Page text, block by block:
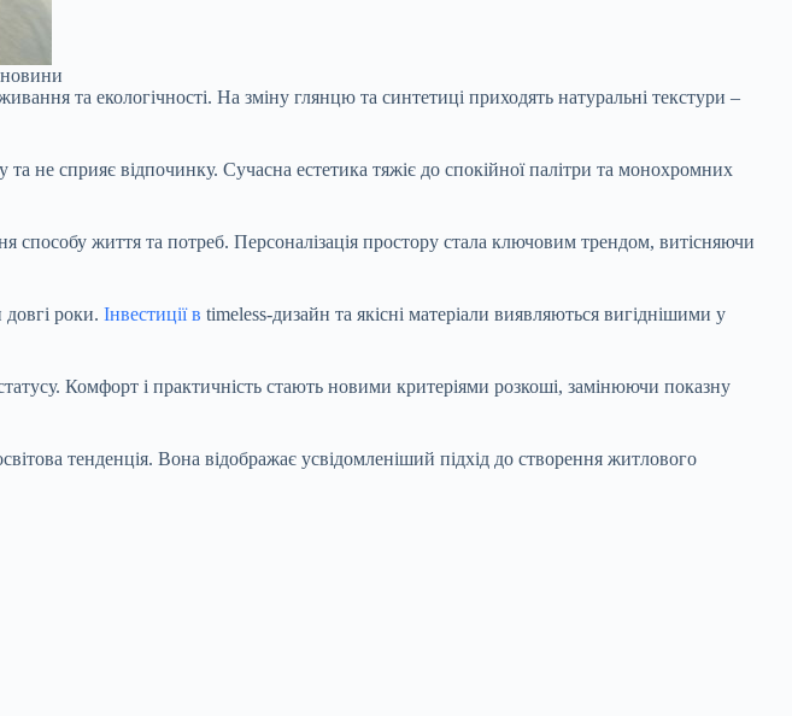
та екологічності. На зміну глянцю та синтетиці приходять натуральні текстури –
не сприяє відпочинку. Сучасна естетика тяжіє до спокійної палітри та монохромних
способу життя та потреб. Персоналізація простору стала ключовим трендом, витісняючи
роки. Інвестиції в timeless-дизайн та якісні матеріали виявляються вигіднішими у
Комфорт і практичність стають новими критеріями розкоші, замінюючи показну
тенденція. Вона відображає усвідомленіший підхід до створення житлового